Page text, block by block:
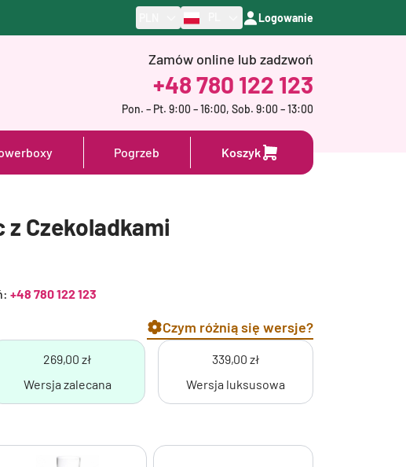
Logowanie
Zamów online lub zadzwoń
+48 780 122 123
Pon. – Pt. 9:00 – 16:00, Sob. 9:00 – 13:00
Pogrzeb Koszyk
z Czekoladkami
+48 780 122 123
Czym różnią się wersje?
269,00 zł
Wersja zalecana
339,00 zł
Wersja luksusowa